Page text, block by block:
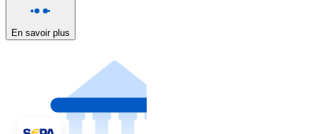
En savoir plus